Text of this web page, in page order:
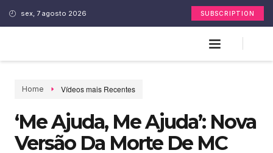
sex, 7 agosto 2026 SUBSCRIPTION
Home Vídeos mais Recentes
‘Me Ajuda, Me Ajuda’: Nova
Versão Da Morte De MC